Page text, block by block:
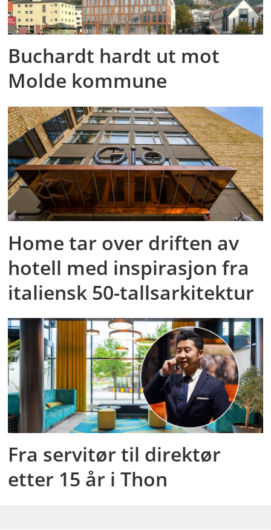
Buchardt hardt ut mot
Molde kommune
Home tar over driften av
hotell med inspirasjon fra
italiensk 50-tallsarkitektur
Fra servitør til direktør
etter 15 år i Thon